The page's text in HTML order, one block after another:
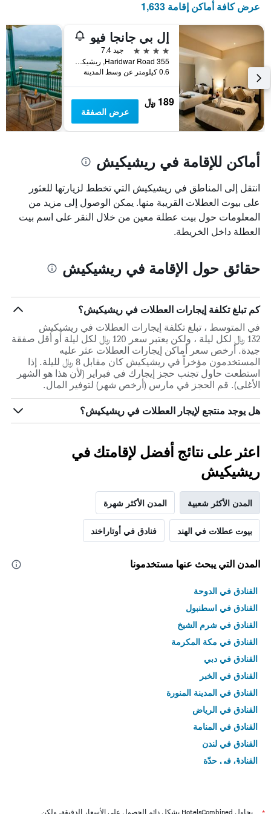
الذي
أيام
الأسبوع.
المخطط
1
محور
Y
الذي
سعر
غرفة
عرض كافة أماكن إقامة 1,633
إل بي جانجا فيو
4 نجوم
جيد 7.4
355 Haridwar Road, ريشيكيش, الهند
0.6 كيلومتر عن وسط المدينة
189 ﷼
عرض الصفقة
أماكن للإقامة في ريشيكيش
انتقل إلى المناطق في ريشيكيش التي تخطط لزيارتها للعثور
على بيوت العطلات القريبة منها. يمكن الوصول إلى مزيد من
المعلومات حول بيت عطلة معين من خلال النقر على اسم بيت
العطلة داخل الخريطة.
حقائق حول الإقامة في ريشيكيش
كم تبلغ تكلفة إيجارات العطلات في ريشيكيش؟
في المتوسط ، تبلغ تكلفة إيجارات العطلات في ريشيكيش
132 ﷼ لكل ليلة ، ولكن يعتبر سعر 120 ﷼ لكل ليلة أو أقل صفقة
جيدة. أرخص سعر أماكن إيجارات العطلات عثر عليه
المستخدمون مؤخراً في ريشيكيش كان مقابل 8 ﷼ لليلة. إذا
استطعت حاول تجنب حجز إيجارك في فبراير (لأن هذا هو الشهر
الأغلى). قم الحجز في مارس (أرخص شهر) لتوفير المال.
هل يوجد منتجع لإيجار العطلات في ريشيكيش؟
اعثر على نتائج أفضل لإقامتك في
ريشيكيش
المدن الأكثر شعبية المدن الأكثر شهرة
بيوت عطلات في الهند فنادق في أوتاراخند
المدن التي يبحث عنها مستخدمونا
الفنادق في الدوحة
الفنادق في اسطنبول
الفنادق في شرم الشيخ
الفنادق في مكة المكرمة
الفنادق في دبي
الفنادق في الخبر
الفنادق في المدينة المنورة
الفنادق في الرياض
الفنادق في المنامة
الفنادق في لندن
الفنادق في جدّة
يحاول HotelsCombined بشكل دائم الحصول على الأسعار الدقيقة، ولكن